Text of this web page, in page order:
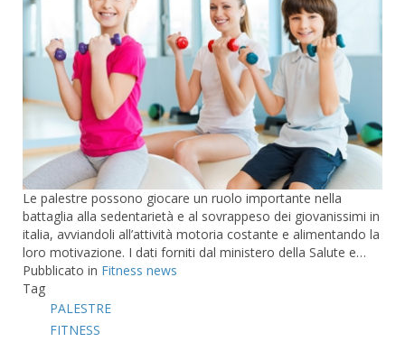
Le palestre possono giocare un ruolo importante nella
battaglia alla sedentarietà e al sovrappeso dei giovanissimi in
italia, avviandoli all’attività motoria costante e alimentando la
loro motivazione. I dati forniti dal ministero della Salute e…
Pubblicato in Fitness news
Tag
PALESTRE
FITNESS